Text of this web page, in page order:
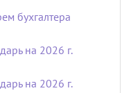
бухгалтера
на 2026 г.
на 2026 г.